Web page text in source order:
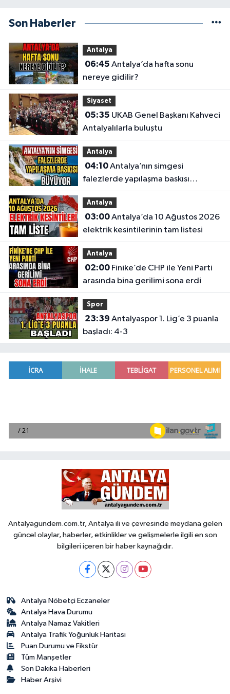
Son Haberler
Antalya
06:45
nereye gidilir?
Siyaset
05:35
Antalyalılarla buluştu
Antalya
04:10Antalya’nın simgesi
falezlerde yapılaşma baskısı
büyüyor
Antalya
03:00Antalya’da 10 Ağustos 2026
elektrik kesintilerinin tam listesi
Antalya
02:00Finike’de CHP ile Yeni Parti
arasında bina gerilimi sona erdi
Spor
23:39
başladı: 4-3
Antalyagundem.com.tr, Antalya ili ve çevresinde meydana gelen
güncel olaylar, haberler, etkinlikler ve gelişmelerle ilgili en son
bilgileri içeren bir haber kaynağıdır.
Antalya Nöbetçi Eczaneler
Antalya Hava Durumu
Antalya Namaz Vakitleri
Antalya Trafik Yoğunluk Haritası
Puan Durumu ve Fikstür
Tüm Manşetler
Son Dakika Haberleri
Haber Arşivi